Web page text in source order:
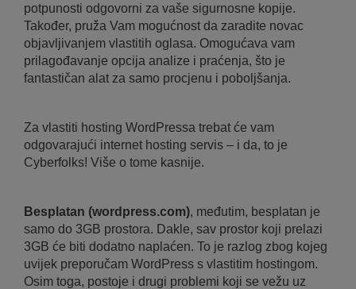
potpunosti odgovorni za vaše sigurnosne kopije.
Također, pruža Vam mogućnost da zaradite novac
objavljivanjem vlastitih oglasa. Omogućava vam
prilagođavanje opcija analize i praćenja, što je
fantastičan alat za samo procjenu i poboljšanja.
Za vlastiti hosting WordPressa trebat će vam
odgovarajući internet hosting servis – i da, to je
Cyberfolks! Više o tome kasnije.
Besplatan (wordpress.com), međutim, besplatan je
samo do 3GB prostora. Dakle, sav prostor koji prelazi
3GB će biti dodatno naplaćen. To je razlog zbog kojeg
uvijek preporučam WordPress s vlastitim hostingom.
Osim toga, postoje i drugi problemi koji se vežu uz